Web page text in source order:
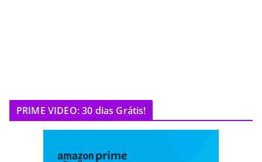
PRIME VIDEO: 30 dias Grátis!